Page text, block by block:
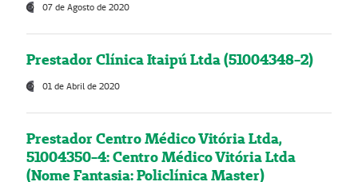
07 de Agosto de 2020
Prestador Clínica Itaipú Ltda (51004348-2)
01 de Abril de 2020
Prestador Centro Médico Vitória Ltda,
51004350-4: Centro Médico Vitória Ltda
(Nome Fantasia: Policlínica Master)